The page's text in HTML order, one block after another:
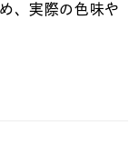
、実際の色味や